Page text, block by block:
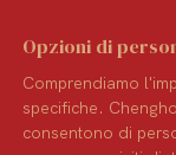
Opzioni di
Comprendiamo
specifiche.
consentono di